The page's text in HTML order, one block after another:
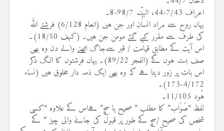
اعراف 7/43-44، البیِّنہ 98/7-8۔
یہاں روح سے مراد انسان اور جن ہیں (انعام 6/128) فرشتے اللہ
کی طرف سے مقرر کیے گئے مومن جن ہیں۔ (کہف 18/50)۔
اس آیت کے مطابق قیامت / قبر سےجاگ اٹھنے والے دن وہ بھی
صف بستہ ہوں گے (الفجر 89/22)۔ یہاں فرشتوں کا الگ ذکر
اس بات پر زور دیتا ہے کہ وہ بھی ایک ذمہ دار مخلوق ہیں (نساء
4/172-173)۔
ہُود 11/105۔
لفظ “صَوَاب” کا مطلب ” صحیح یا سچ” ہےاس کے علاوہ “کسی
شخص کی صحیح /سچ کے طور پر قبول کی جانے والی چیز ” کے